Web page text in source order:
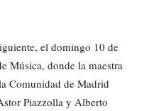
el domingo 10 de
Música, donde la maestra
Comunidad de Madrid
Piazzolla y Alberto